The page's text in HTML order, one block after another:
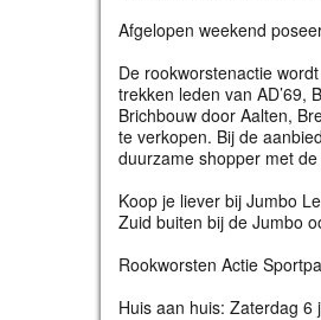
Afgelopen weekend
De rookworstenactie
trekken leden van AD’69,
Brichbouw door Aalten,
te verkopen. Bij de
duurzame shopper met
Koop je liever bij Jumbo
Zuid buiten bij de Jumbo
Rookworsten Actie
Huis aan huis: Zaterdag 6